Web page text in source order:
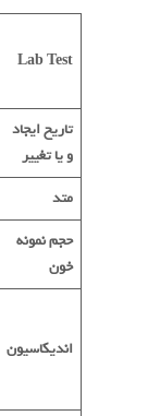
Lab Test
تاریخ ایجاد
و یا تغییر
متد
حجم نمونه
خون
اندیکاسیون